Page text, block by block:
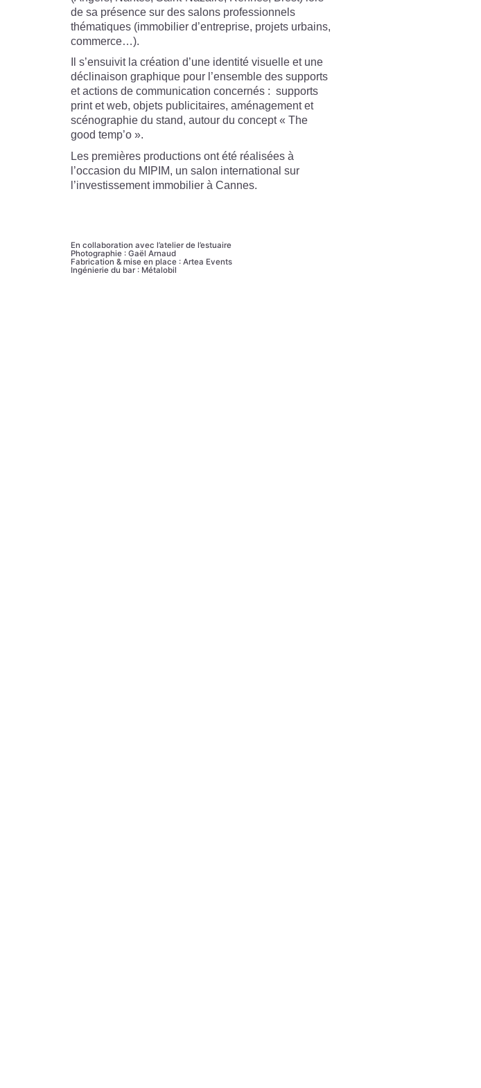
de sa présence sur des salons professionnels
thématiques (immobilier d’entreprise, projets urbains,
commerce…).
Il s’ensuivit la création d’une identité visuelle et une
déclinaison graphique pour l’ensemble des supports
et actions de communication concernés : supports
print et web, objets publicitaires, aménagement et
scénographie du stand, autour du concept « The
good temp’o ».
Les premières productions ont été réalisées à
l’occasion du MIPIM, un salon international sur
l’investissement immobilier à Cannes.
En collaboration avec l’atelier de l’estuaire
Photographie : Gaël Arnaud
Fabrication & mise en place : Artea Events
Ingénierie du bar : Métalobil